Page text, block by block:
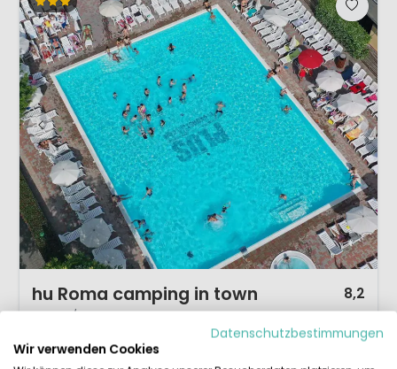
hu Roma camping in town 8,2
Latium / Rom, Italien
Außenpool
Datenschutzbestimmungen
Wir verwenden Cookies